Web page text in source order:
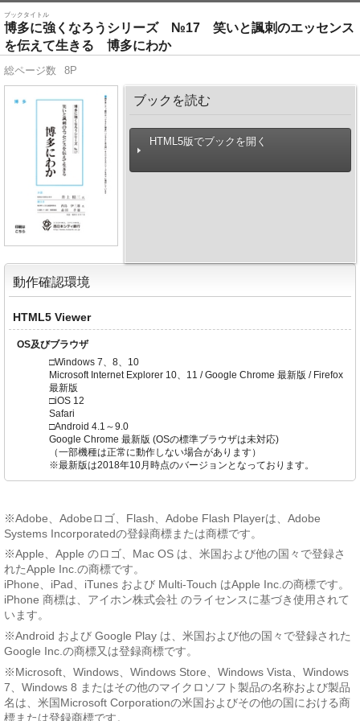
ブックタイトル
博多に強くなろうシリーズ №17 笑いと諷刺のエッセンス
を伝えて生きる 博多にわか
総ページ数 8P
ブックを読む
HTML5版でブックを開く
動作確認環境
HTML5 Viewer
OS及びブラウザ
□Windows 7、8、10
Microsoft Internet Explorer 10、11 / Google Chrome 最新版 / Firefox
最新版
□iOS 12
Safari
□Android 4.1～9.0
Google Chrome 最新版 (OSの標準ブラウザは未対応)
（一部機種は正常に動作しない場合があります）
※最新版は2018年10月時点のバージョンとなっております。
※Adobe、Adobeロゴ、Flash、Adobe Flash Playerは、Adobe
Systems Incorporatedの登録商標または商標です。
※Apple、Apple のロゴ、Mac OS は、米国および他の国々で登録さ
れたApple Inc.の商標です。
iPhone、iPad、iTunes および Multi-Touch はApple Inc.の商標です。
iPhone 商標は、アイホン株式会社 のライセンスに基づき使用されて
います。
※Android および Google Play は、米国および他の国々で登録された
Google Inc.の商標又は登録商標です。
※Microsoft、Windows、Windows Store、Windows Vista、Windows
7、Windows 8 またはその他のマイクロソフト製品の名称および製品
名は、米国Microsoft Corporationの米国およびその他の国における商
標または登録商標です。